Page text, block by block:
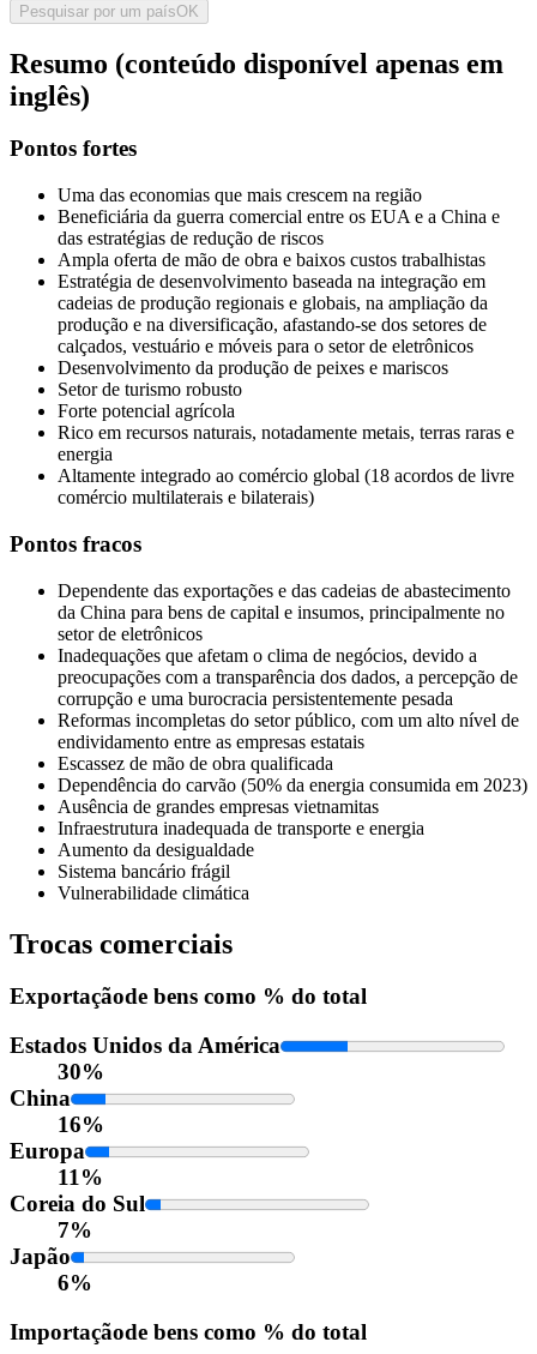
Pesquisar por um paísOK
Resumo (conteúdo disponível apenas em
inglês)
Pontos fortes
Uma das economias que mais crescem na região
Beneficiária da guerra comercial entre os EUA e a China e
das estratégias de redução de riscos
Ampla oferta de mão de obra e baixos custos trabalhistas
Estratégia de desenvolvimento baseada na integração em
cadeias de produção regionais e globais, na ampliação da
produção e na diversificação, afastando-se dos setores de
calçados, vestuário e móveis para o setor de eletrônicos
Desenvolvimento da produção de peixes e mariscos
Setor de turismo robusto
Forte potencial agrícola
Rico em recursos naturais, notadamente metais, terras raras e
energia
Altamente integrado ao comércio global (18 acordos de livre
comércio multilaterais e bilaterais)
Pontos fracos
Dependente das exportações e das cadeias de abastecimento
da China para bens de capital e insumos, principalmente no
setor de eletrônicos
Inadequações que afetam o clima de negócios, devido a
preocupações com a transparência dos dados, a percepção de
corrupção e uma burocracia persistentemente pesada
Reformas incompletas do setor público, com um alto nível de
endividamento entre as empresas estatais
Escassez de mão de obra qualificada
Dependência do carvão (50% da energia consumida em 2023)
Ausência de grandes empresas vietnamitas
Infraestrutura inadequada de transporte e energia
Aumento da desigualdade
Sistema bancário frágil
Vulnerabilidade climática
Trocas comerciais
Exportaçãode bens como % do total
Estados Unidos da América
30%
China
16%
Europa
11%
Coreia do Sul
7%
Japão
6%
Importaçãode bens como % do total